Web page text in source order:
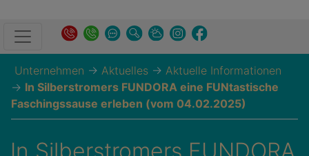
Unternehmen → Aktuelles → Aktuelle Informationen
→ In Silberstromers FUNDORA eine FUNtastische
Faschingssause erleben (vom 04.02.2025)